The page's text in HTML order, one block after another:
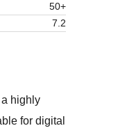
50+
7.2
highly
for digital